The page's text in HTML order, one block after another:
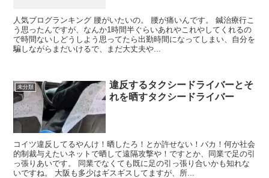
人気ブログランキング 腰がいたいの。 腰が痛いんです。 鍼治療行こ
う思ったんですが、なんか1時間半ぐらいあれやこれやしてくれるの
で時間ないしどうしよう思ってたら出勤時間になってしまい、自分を
騙しながらまだいけるで、まだ大丈夫や...
未分類
違反するタクシードライバーとそ
れを晒すタクシードライバー
コイツ違反してるやんけ！晒したろ！とか許せない！バカ！何か社会
的制裁与えたいネットで晒して遠隔攻撃や！ですとか、同業で足の引
っ張りあいです。 同業でなくても既に足の引っ張り合いかも知れな
いですね。 大阪も多少はギスギスしてますが、所...